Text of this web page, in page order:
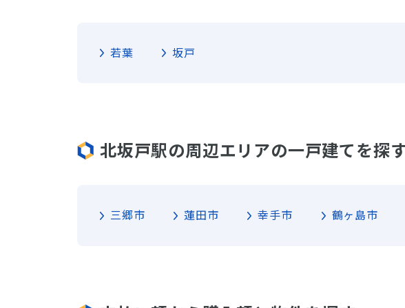
若葉 坂戸
北坂戸駅の周辺エリアの一戸建てを探
三郷市 蓮田市 幸手市 鶴ヶ島市